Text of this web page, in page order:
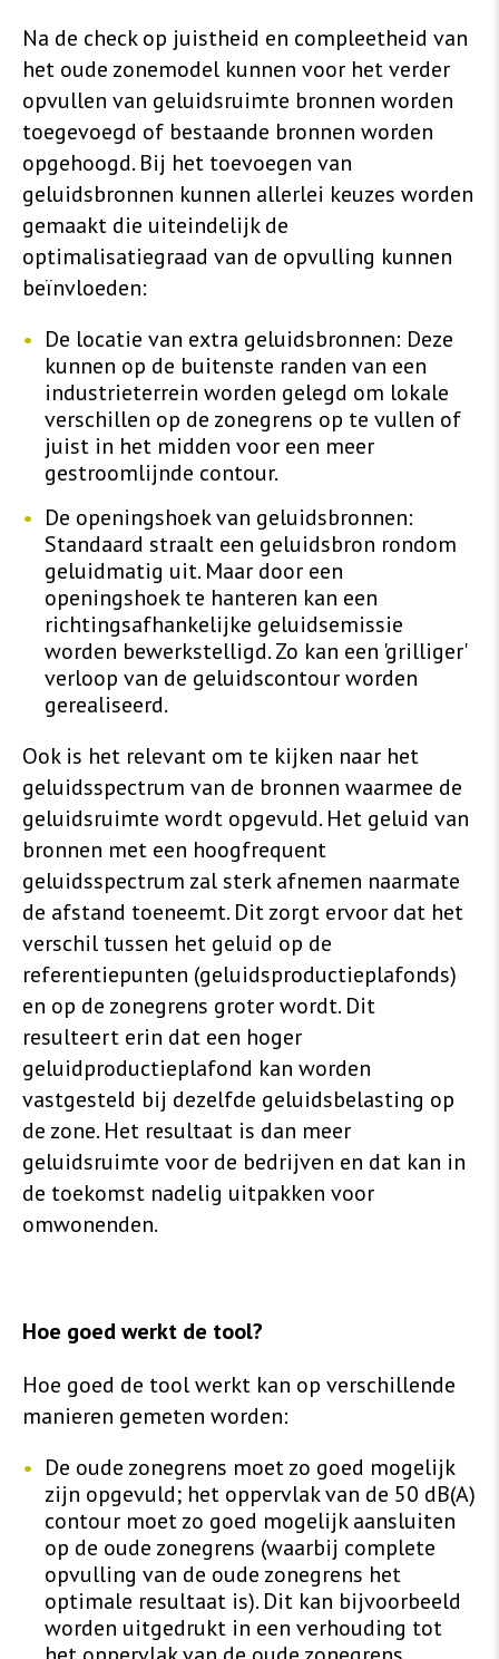
Na de check op juistheid en compleetheid van
het oude zonemodel kunnen voor het verder
opvullen van geluidsruimte bronnen worden
toegevoegd of bestaande bronnen worden
opgehoogd. Bij het toevoegen van
geluidsbronnen kunnen allerlei keuzes worden
gemaakt die uiteindelijk de
optimalisatiegraad van de opvulling kunnen
beïnvloeden:
De locatie van extra geluidsbronnen: Deze
kunnen op de buitenste randen van een
industrieterrein worden gelegd om lokale
verschillen op de zonegrens op te vullen of
juist in het midden voor een meer
gestroomlijnde contour.
De openingshoek van geluidsbronnen:
Standaard straalt een geluidsbron rondom
geluidmatig uit. Maar door een
openingshoek te hanteren kan een
richtingsafhankelijke geluidsemissie
worden bewerkstelligd. Zo kan een 'grilliger'
verloop van de geluidscontour worden
gerealiseerd.
Ook is het relevant om te kijken naar het
geluidsspectrum van de bronnen waarmee de
geluidsruimte wordt opgevuld. Het geluid van
bronnen met een hoogfrequent
geluidsspectrum zal sterk afnemen naarmate
de afstand toeneemt. Dit zorgt ervoor dat het
verschil tussen het geluid op de
referentiepunten (geluidsproductieplafonds)
en op de zonegrens groter wordt. Dit
resulteert erin dat een hoger
geluidproductieplafond kan worden
vastgesteld bij dezelfde geluidsbelasting op
de zone. Het resultaat is dan meer
geluidsruimte voor de bedrijven en dat kan in
de toekomst nadelig uitpakken voor
omwonenden.
Hoe goed werkt de tool?
Hoe goed de tool werkt kan op verschillende
manieren gemeten worden:
De oude zonegrens moet zo goed mogelijk
zijn opgevuld; het oppervlak van de 50 dB(A)
contour moet zo goed mogelijk aansluiten
op de oude zonegrens (waarbij complete
opvulling van de oude zonegrens het
optimale resultaat is). Dit kan bijvoorbeeld
worden uitgedrukt in een verhouding tot